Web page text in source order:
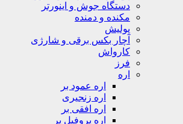
دستگاه جوش و اینورتر
مکنده و دمنده
پولیش
آچار بکس برقی و شارژی
کارواش
فرز
اره
اره عمود بر
اره زنجیری
اره افقی بر
اره پروفیل پر